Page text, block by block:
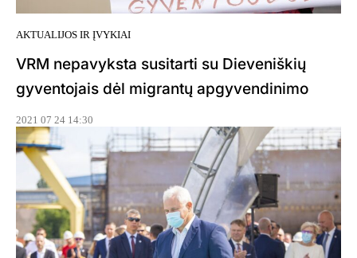
AKTUALIJOS IR ĮVYKIAI
VRM nepavyksta susitarti su Dieveniškių
gyventojais dėl migrantų apgyvendinimo
2021 07 24 14:30